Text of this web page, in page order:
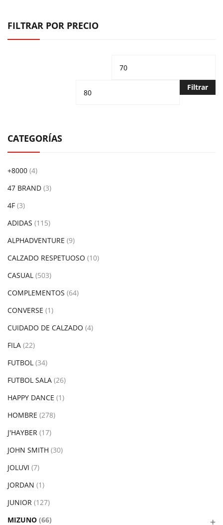
FILTRAR POR PRECIO
Precio
Filtrar
CATEGORÍAS
+8000 (4)
47 BRAND (3)
4F (3)
ADIDAS (115)
ALPHADVENTURE (9)
CALZADO RESPETUOSO (10)
CASUAL (503)
COMPLEMENTOS (64)
CONVERSE (1)
CUIDADO DE CALZADO (4)
FILA (22)
FUTBOL (34)
FUTBOL SALA (26)
HAPPY DANCE (1)
HOMBRE (278)
J'HAYBER (17)
JOHN SMITH (30)
JOLUVI (7)
JORDAN (1)
JUNIOR (127)
MIZUNO (66)